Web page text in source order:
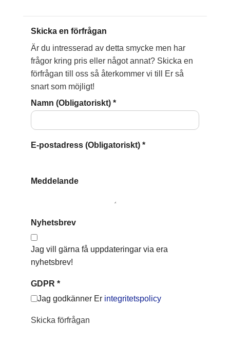
Skicka en förfrågan
Är du intresserad av detta smycke men har
frågor kring pris eller något annat? Skicka en
förfrågan till oss så återkommer vi till Er så
snart som möjligt!
Namn (Obligatoriskt) *
E-postadress (Obligatoriskt) *
Meddelande
Nyhetsbrev
Jag vill gärna få uppdateringar via era
nyhetsbrev!
GDPR *
Jag godkänner Er integritetspolicy
Skicka förfrågan